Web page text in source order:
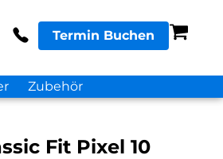
Termin Buchen
Zubehör
Fit Pixel 10